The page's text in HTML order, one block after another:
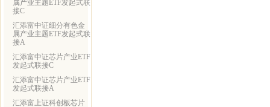
属产业主题ETF发起式联
接C
汇添富中证细分有色金
属产业主题ETF发起式联
接A
汇添富中证芯片产业ETF
发起式联接C
汇添富中证芯片产业ETF
发起式联接A
汇添富上证科创板芯片